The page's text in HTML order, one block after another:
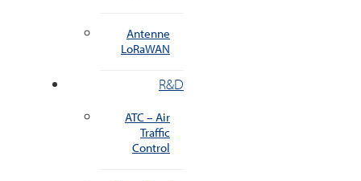
Antenne
LoRaWAN
R&D
ATC – Air
Traffic
Control